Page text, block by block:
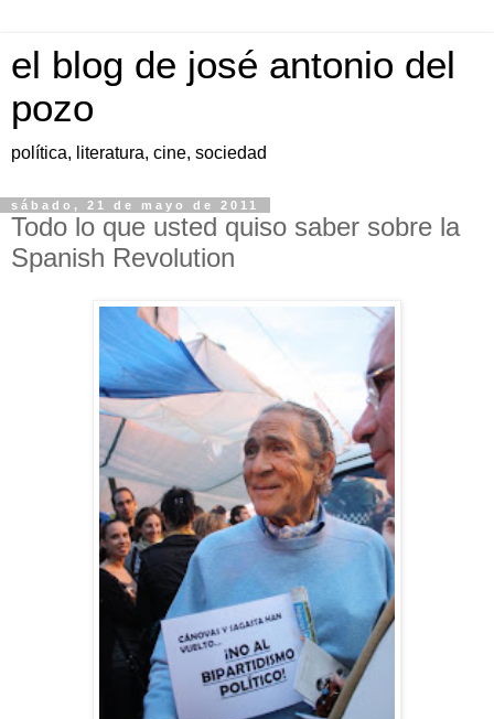
el blog de josé antonio del
pozo
política, literatura, cine, sociedad
sábado, 21 de mayo de 2011
Todo lo que usted quiso saber sobre la
Spanish Revolution